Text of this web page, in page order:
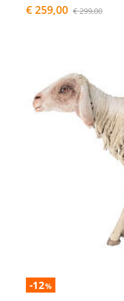
€ 259,00 € 299,00
-12%